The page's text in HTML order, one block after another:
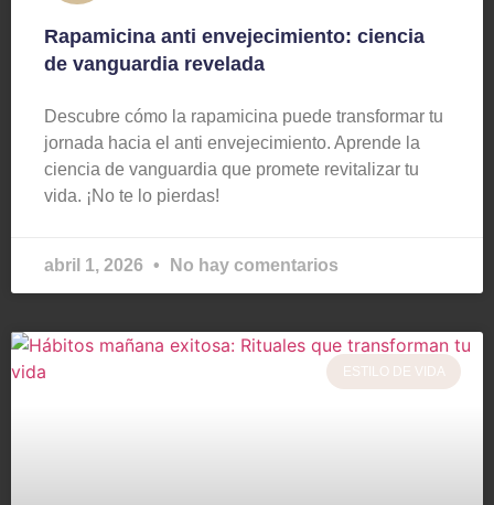
Rapamicina anti envejecimiento: ciencia
de vanguardia revelada
Descubre cómo la rapamicina puede transformar tu
jornada hacia el anti envejecimiento. Aprende la
ciencia de vanguardia que promete revitalizar tu
vida. ¡No te lo pierdas!
abril 1, 2026 No hay comentarios
ESTILO DE VIDA